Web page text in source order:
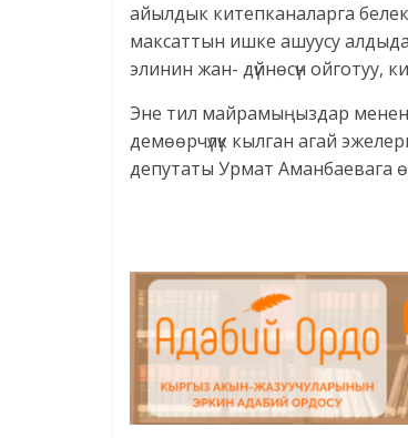
айылдык китепканаларга
максаттын ишке ашуусу
элинин жан- дүйнөсүн ойготуу,
Эне тил майрамыңыздар
демөөрчүлүк кылган агай
депутаты Урмат Аманбаевага